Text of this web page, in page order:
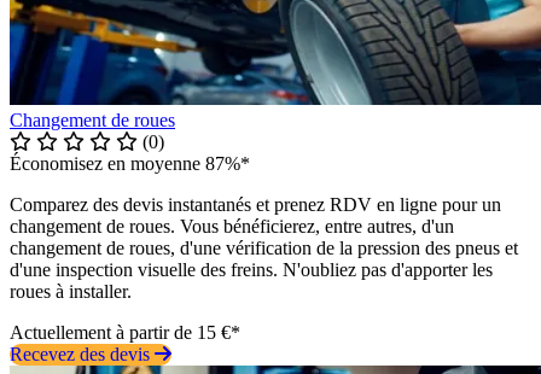
Changement de roues
(0)
Économisez en moyenne 87%*
Comparez des devis instantanés et prenez RDV en ligne pour un
changement de roues. Vous bénéficierez, entre autres, d'un
changement de roues, d'une vérification de la pression des pneus et
d'une inspection visuelle des freins. N'oubliez pas d'apporter les
roues à installer.
Actuellement à partir de 15 €*
Recevez des devis